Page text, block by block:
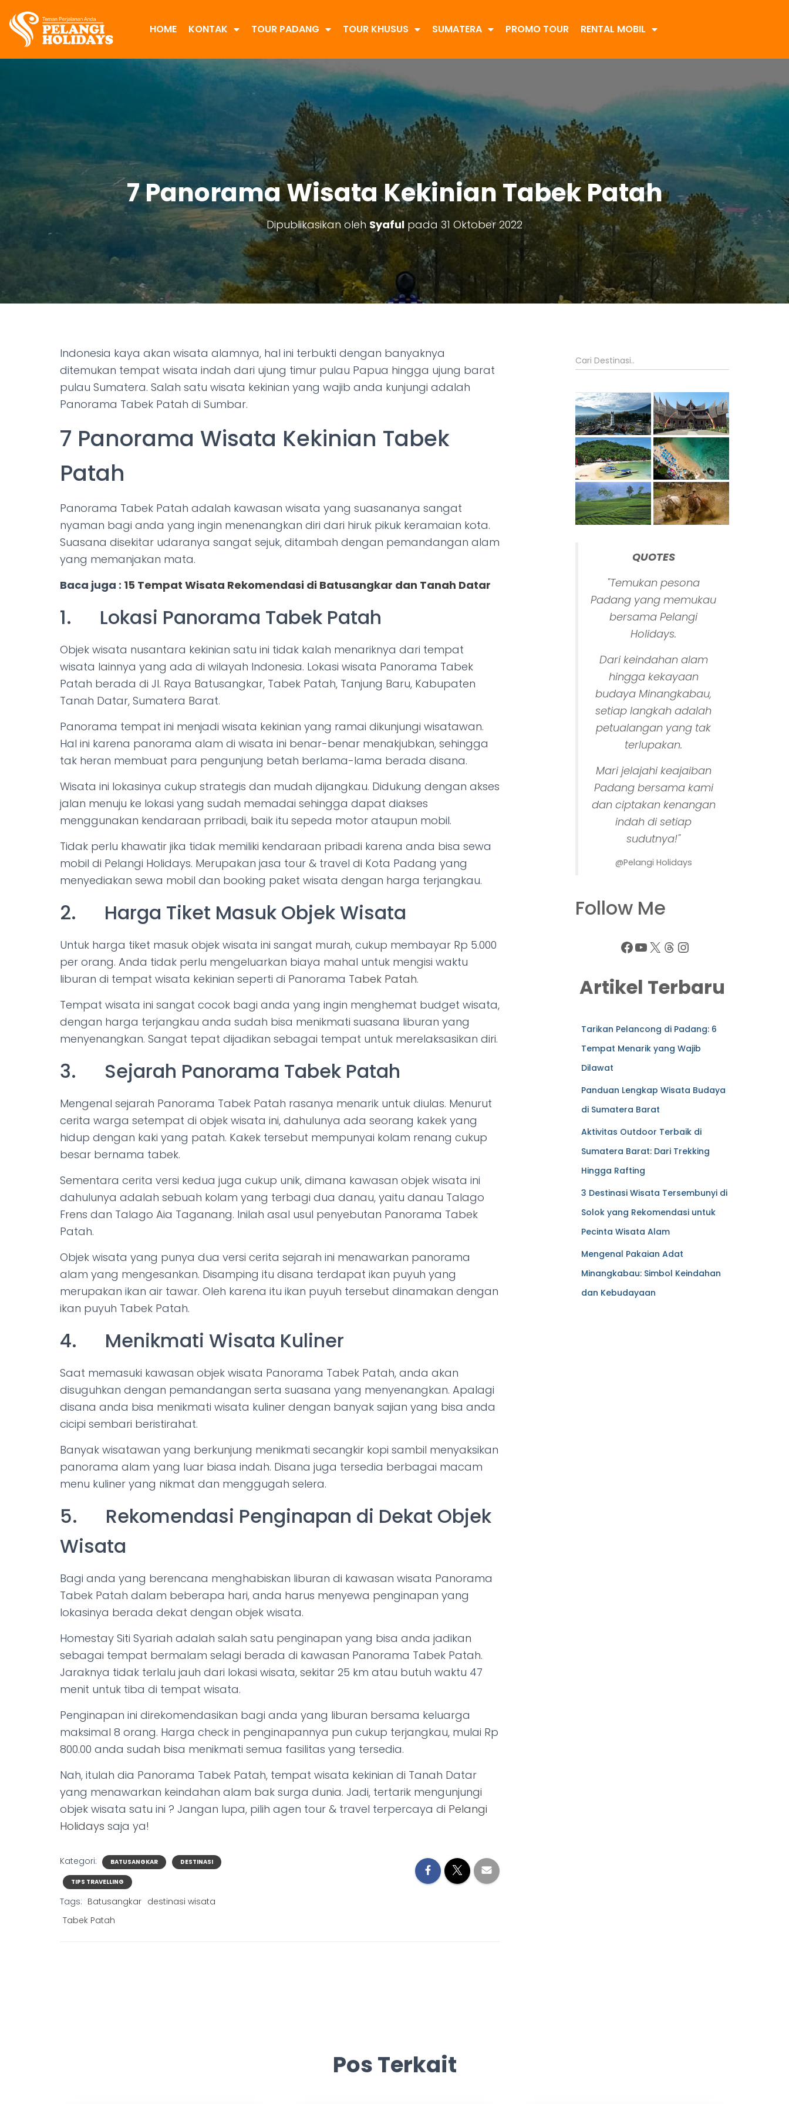
HOME KONTAK TOUR PADANG TOUR KHUSUS SUMATERA PROMO TOUR RENTAL MOBIL
7 Panorama Wisata Kekinian Tabek Patah
Dipublikasikan oleh Syaful pada 31 Oktober 2022
Indonesia kaya akan wisata alamnya, hal ini terbukti dengan banyaknya
ditemukan tempat wisata indah dari ujung timur pulau Papua hingga ujung barat
pulau Sumatera. Salah satu wisata kekinian yang wajib anda kunjungi adalah
Panorama Tabek Patah di Sumbar.
7 Panorama Wisata Kekinian Tabek
Patah
Panorama Tabek Patah adalah kawasan wisata yang suasananya sangat
nyaman bagi anda yang ingin menenangkan diri dari hiruk pikuk keramaian kota.
Suasana disekitar udaranya sangat sejuk, ditambah dengan pemandangan alam
yang memanjakan mata.
Baca juga : 15 Tempat Wisata Rekomendasi di Batusangkar dan Tanah Datar
1. Lokasi Panorama Tabek Patah
Objek wisata nusantara kekinian satu ini tidak kalah menariknya dari tempat
wisata lainnya yang ada di wilayah Indonesia. Lokasi wisata Panorama Tabek
Patah berada di Jl. Raya Batusangkar, Tabek Patah, Tanjung Baru, Kabupaten
Tanah Datar, Sumatera Barat.
Panorama tempat ini menjadi wisata kekinian yang ramai dikunjungi wisatawan.
Hal ini karena panorama alam di wisata ini benar-benar menakjubkan, sehingga
tak heran membuat para pengunjung betah berlama-lama berada disana.
Wisata ini lokasinya cukup strategis dan mudah dijangkau. Didukung dengan akses
jalan menuju ke lokasi yang sudah memadai sehingga dapat diakses
menggunakan kendaraan prribadi, baik itu sepeda motor ataupun mobil.
Tidak perlu khawatir jika tidak memiliki kendaraan pribadi karena anda bisa sewa
mobil di Pelangi Holidays. Merupakan jasa tour & travel di Kota Padang yang
menyediakan sewa mobil dan booking paket wisata dengan harga terjangkau.
2. Harga Tiket Masuk Objek Wisata
Untuk harga tiket masuk objek wisata ini sangat murah, cukup membayar Rp 5.000
per orang. Anda tidak perlu mengeluarkan biaya mahal untuk mengisi waktu
liburan di tempat wisata kekinian seperti di Panorama Tabek Patah.
Tempat wisata ini sangat cocok bagi anda yang ingin menghemat budget wisata,
dengan harga terjangkau anda sudah bisa menikmati suasana liburan yang
menyenangkan. Sangat tepat dijadikan sebagai tempat untuk merelaksasikan diri.
3. Sejarah Panorama Tabek Patah
Mengenal sejarah Panorama Tabek Patah rasanya menarik untuk diulas. Menurut
cerita warga setempat di objek wisata ini, dahulunya ada seorang kakek yang
hidup dengan kaki yang patah. Kakek tersebut mempunyai kolam renang cukup
besar bernama tabek.
Sementara cerita versi kedua juga cukup unik, dimana kawasan objek wisata ini
dahulunya adalah sebuah kolam yang terbagi dua danau, yaitu danau Talago
Frens dan Talago Aia Taganang. Inilah asal usul penyebutan Panorama Tabek
Patah.
Objek wisata yang punya dua versi cerita sejarah ini menawarkan panorama
alam yang mengesankan. Disamping itu disana terdapat ikan puyuh yang
merupakan ikan air tawar. Oleh karena itu ikan puyuh tersebut dinamakan dengan
ikan puyuh Tabek Patah.
4. Menikmati Wisata Kuliner
Saat memasuki kawasan objek wisata Panorama Tabek Patah, anda akan
disuguhkan dengan pemandangan serta suasana yang menyenangkan. Apalagi
disana anda bisa menikmati wisata kuliner dengan banyak sajian yang bisa anda
cicipi sembari beristirahat.
Banyak wisatawan yang berkunjung menikmati secangkir kopi sambil menyaksikan
panorama alam yang luar biasa indah. Disana juga tersedia berbagai macam
menu kuliner yang nikmat dan menggugah selera.
5. Rekomendasi Penginapan di Dekat Objek
Wisata
Bagi anda yang berencana menghabiskan liburan di kawasan wisata Panorama
Tabek Patah dalam beberapa hari, anda harus menyewa penginapan yang
lokasinya berada dekat dengan objek wisata.
Homestay Siti Syariah adalah salah satu penginapan yang bisa anda jadikan
sebagai tempat bermalam selagi berada di kawasan Panorama Tabek Patah.
Jaraknya tidak terlalu jauh dari lokasi wisata, sekitar 25 km atau butuh waktu 47
menit untuk tiba di tempat wisata.
Penginapan ini direkomendasikan bagi anda yang liburan bersama keluarga
maksimal 8 orang. Harga check in penginapannya pun cukup terjangkau, mulai Rp
800.00 anda sudah bisa menikmati semua fasilitas yang tersedia.
Nah, itulah dia Panorama Tabek Patah, tempat wisata kekinian di Tanah Datar
yang menawarkan keindahan alam bak surga dunia. Jadi, tertarik mengunjungi
objek wisata satu ini ? Jangan lupa, pilih agen tour & travel terpercaya di Pelangi
Holidays saja ya!
Kategori: BATUSANGKAR DESTINASI
TIPS TRAVELLING
Tags: Batusangkar destinasi wisata
Tabek Patah
QUOTES
"Temukan pesona
Padang yang memukau
bersama Pelangi
Holidays.
Dari keindahan alam
hingga kekayaan
budaya Minangkabau,
setiap langkah adalah
petualangan yang tak
terlupakan.
Mari jelajahi keajaiban
Padang bersama kami
dan ciptakan kenangan
indah di setiap
sudutnya!"
@Pelangi Holidays
Follow Me
Artikel Terbaru
Tarikan Pelancong di Padang: 6
Tempat Menarik yang Wajib
Dilawat
Panduan Lengkap Wisata Budaya
di Sumatera Barat
Aktivitas Outdoor Terbaik di
Sumatera Barat: Dari Trekking
Hingga Rafting
3 Destinasi Wisata Tersembunyi di
Solok yang Rekomendasi untuk
Pecinta Wisata Alam
Mengenal Pakaian Adat
Minangkabau: Simbol Keindahan
dan Kebudayaan
Pos Terkait